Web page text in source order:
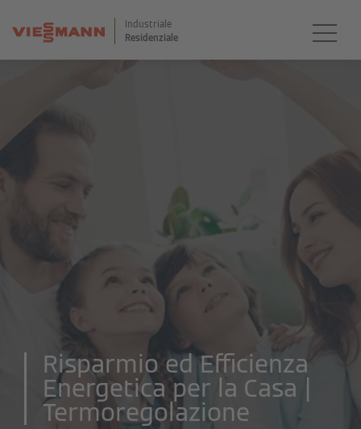
Industriale
Residenziale
Risparmio ed Efficienza
Energetica per la Casa |
Termoregolazione